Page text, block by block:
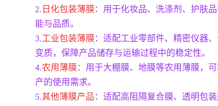
2. 日化包装薄膜 ：用于化妆品、洗涤剂、护肤
能与品质。
3.工业包装薄膜 ：适配工业零部件、精密仪器
变质，保障产品储存与运输过程中的稳定性。
4.农用薄膜 ：用于大棚膜、地膜等农用薄膜，
产的使用需求。
5.其他薄膜产品 ：适配高阻隔复合膜、透明包